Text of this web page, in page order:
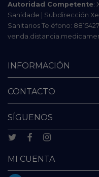
Autoridad Competente:
Sanidade | Subdirección
Sanitarios Teléfono:
INFORMACIÓN
CONTACTO
SÍGUENOS
MI CUENTA